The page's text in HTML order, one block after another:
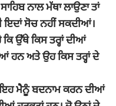
ਨਾਲ ਮੱਥਾ ਲਾਉਣਾ ਤਾਂ
ਇਦਾਂ ਸੋਚ ਨਹੀਂ ਸਕਦੀਆਂ।
ਕਿ ਉੱਥੇ ਕਿਸ ਤਰ੍ਹਾਂ ਦੀਆਂ
ਹਨ ਅਤੇ ਉਹ ਕਿਸ ਤਰ੍ਹਾਂ ਦੇ
ਇਹ ਮੈਨੂੰ ਬਦਨਾਮ ਕਰਨ ਦੀਆਂ